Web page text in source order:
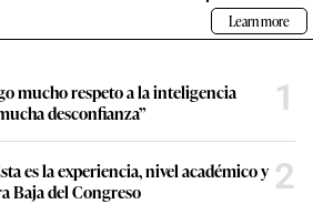
mucho respeto a la inteligencia
desconfianza”
1
es la experiencia, nivel académico y
Baja del Congreso
2